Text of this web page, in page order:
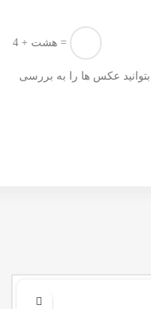
4 + هشت =
عکس ها را به بررسی